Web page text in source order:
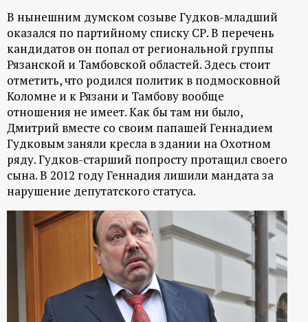
а
л
В нынешним думском созыве Гудков-младший
оказался по партийному списку СР. В перечень
кандидатов он попал от региональной группы
Рязанской и Тамбовской областей. Здесь стоит
отметить, что родился политик в подмосковной
Коломне и к Рязани и Тамбову вообще
отношения не имеет. Как бы там ни было,
Дмитрий вместе со своим папашей Геннадием
Гудковым заняли кресла в здании на Охотном
ряду. Гудков-старший попросту протащил своего
сына. В 2012 году Геннадия лишили мандата за
нарушение депутатского статуса.